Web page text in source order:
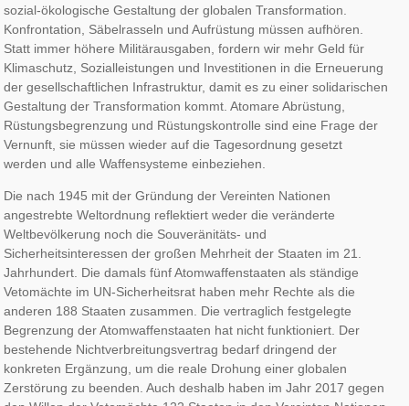
sozial-ökologische Gestaltung der globalen Transformation.
Konfrontation, Säbelrasseln und Aufrüstung müssen aufhören.
Statt immer höhere Militärausgaben, fordern wir mehr Geld für
Klimaschutz, Sozialleistungen und Investitionen in die Erneuerung
der gesellschaftlichen Infrastruktur, damit es zu einer solidarischen
Gestaltung der Transformation kommt. Atomare Abrüstung,
Rüstungsbegrenzung und Rüstungskontrolle sind eine Frage der
Vernunft, sie müssen wieder auf die Tagesordnung gesetzt
werden und alle Waffensysteme einbeziehen.
Die nach 1945 mit der Gründung der Vereinten Nationen
angestrebte Weltordnung reflektiert weder die veränderte
Weltbevölkerung noch die Souveränitäts- und
Sicherheitsinteressen der großen Mehrheit der Staaten im 21.
Jahrhundert. Die damals fünf Atomwaffenstaaten als ständige
Vetomächte im UN-Sicherheitsrat haben mehr Rechte als die
anderen 188 Staaten zusammen. Die vertraglich festgelegte
Begrenzung der Atomwaffenstaaten hat nicht funktioniert. Der
bestehende Nichtverbreitungsvertrag bedarf dringend der
konkreten Ergänzung, um die reale Drohung einer globalen
Zerstörung zu beenden. Auch deshalb haben im Jahr 2017 gegen